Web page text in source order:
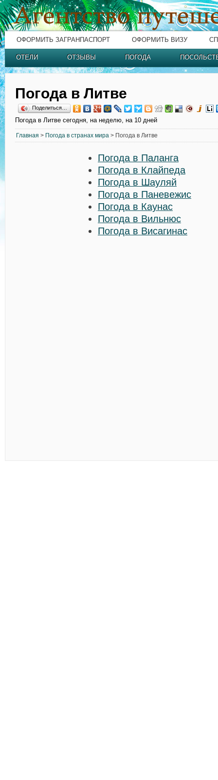
ОФОРМИТЬ ЗАГРАНПАСПОРТ ОФОРМИТЬ ВИЗУ
ОТЕЛИ ОТЗЫВЫ ПОГОДА
Погода в Литве
Поделиться…
Погода в Литве сегодня, на неделю, на 10 дней
Главная > Погода в странах мира > Погода в Литве
Погода в Паланга
Погода в Клайпеда
Погода в Шауляй
Погода в Паневежис
Погода в Каунас
Погода в Вильнюс
Погода в Висагинас